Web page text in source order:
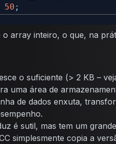
50 ;
o array inteiro, o que, na
o suficiente (> 2 KB –
uma área de
de dados enxuta,
é sutil, mas tem um
simplesmente copia a